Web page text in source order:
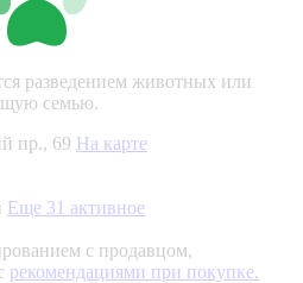
разведением животных или
семью.
пр., 69 На карте
Еще 31 активное
с продавцом,
рекомендациями при покупке.